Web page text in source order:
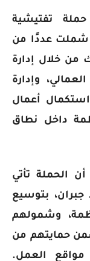
تفتيشية
شملت عددًا من
من خلال إدارة
وإدارة
أعمال
داخل نطاق
أن الحملة تأتي
جبران، بتوسيع
وشمولهم
حمايتهم من
مواقع العمل.